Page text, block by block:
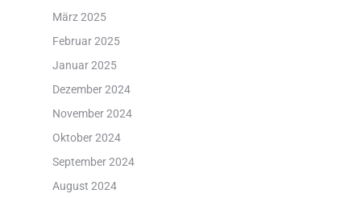
März 2025
Februar 2025
Januar 2025
Dezember 2024
November 2024
Oktober 2024
September 2024
August 2024